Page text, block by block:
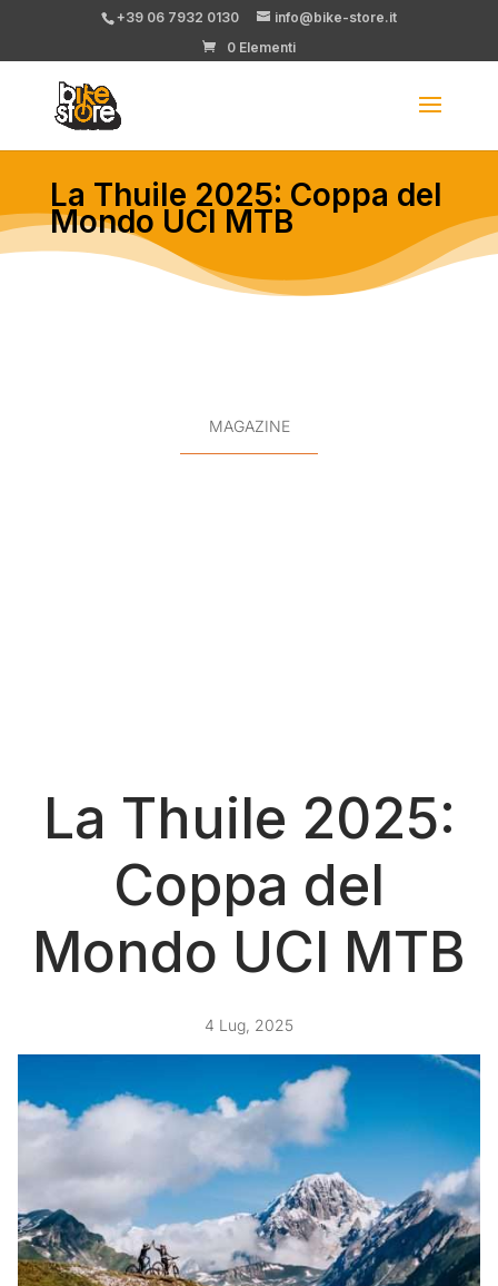
+39 06 7932 0130
info@bike-store.it
0 Elementi
La Thuile 2025: Coppa del
Mondo UCI MTB
MAGAZINE
La Thuile 2025:
Coppa del
Mondo UCI MTB
4 Lug, 2025